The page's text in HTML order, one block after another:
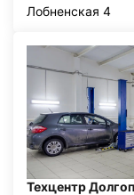
Лобненская 4
Техцентр